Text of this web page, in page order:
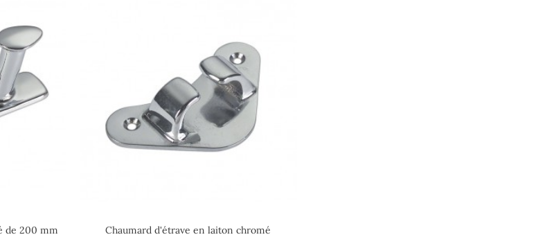
de 200 mm Chaumard d'étrave en laiton chromé